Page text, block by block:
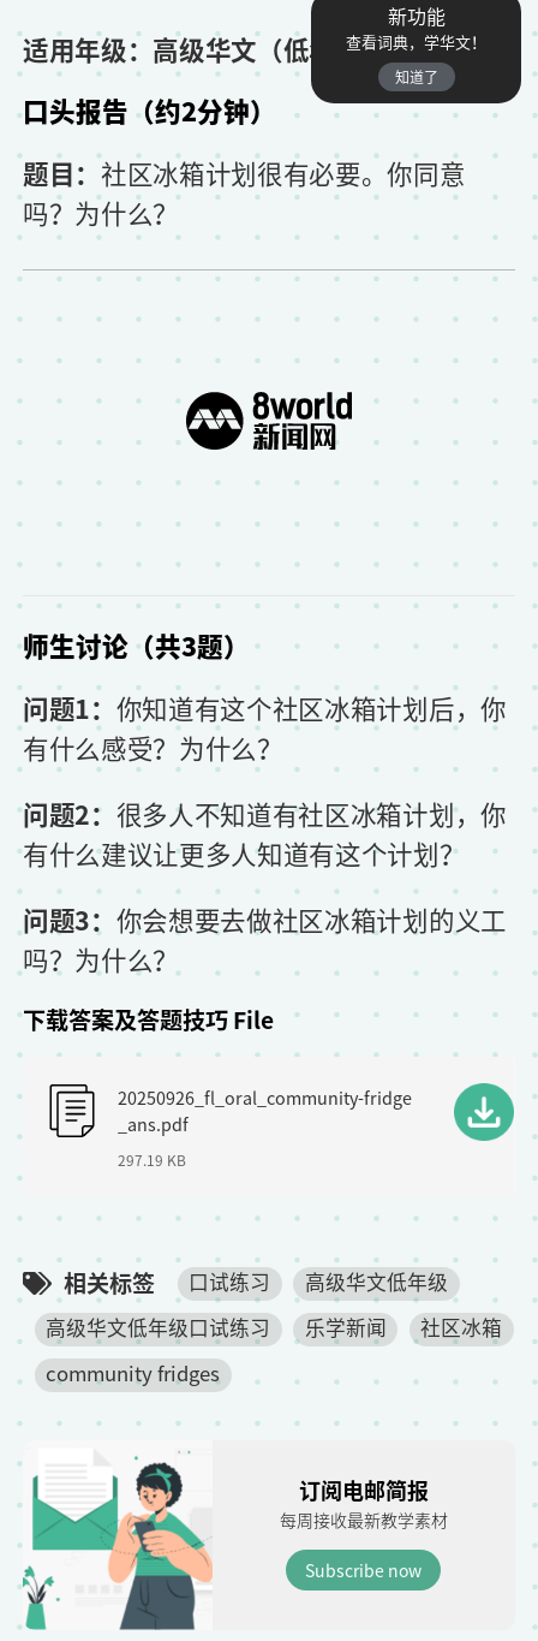
新功能
查看词典，学华文！
知道了
适用年级：高级华文（低年级）
口头报告（约2分钟）
题目： 社区冰箱计划很有必要。你同意
吗？为什么？
师生讨论（共3题）
问题1： 你知道有这个社区冰箱计划后，你
有什么感受？为什么？
问题2： 很多人不知道有社区冰箱计划，你
有什么建议让更多人知道有这个计划？
问题3： 你会想要去做社区冰箱计划的义工
吗？为什么？
下载答案及答题技巧 File
20250926_fl_oral_community-fridge
_ans.pdf
297.19 KB
相关标签 口试练习
高级华文低年级
高级华文低年级口试练习
乐学新闻
社区冰箱
community fridges
订阅电邮简报
每周接收最新教学素材
Subscribe now